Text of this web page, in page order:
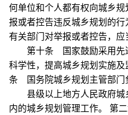
何单位和个人都有权向城乡
报或者控告违反城乡规划的
有关部门对举报或者控告，应
第十条 国家鼓励采用先
科学性，提高城乡规划实
条 国务院城乡规划主管部门
县级以上地方人民政府城
内的城乡规划管理工作。